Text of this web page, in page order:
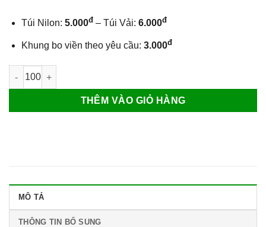
Túi Nilon: 5.000đ – Túi Vải: 6.000đ
Khung bo viền theo yêu cầu: 3.000đ
Lịch gập laminate Chữ Lộc số lượng
THÊM VÀO GIỎ HÀNG
MÔ TẢ
THÔNG TIN BỔ SUNG